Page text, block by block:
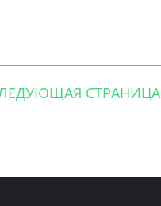
СТРАНИЦА